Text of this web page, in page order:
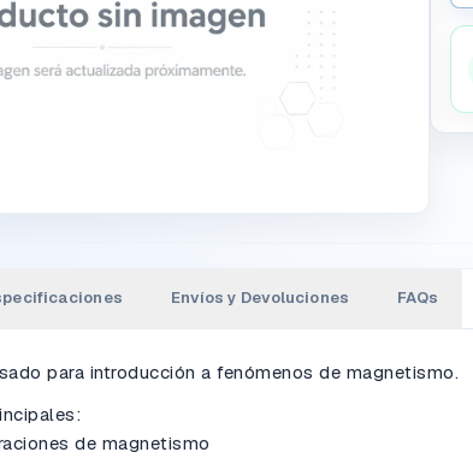
Envíos y Devoluciones FAQs
para introducción a fenómenos de magnetismo.
de magnetismo